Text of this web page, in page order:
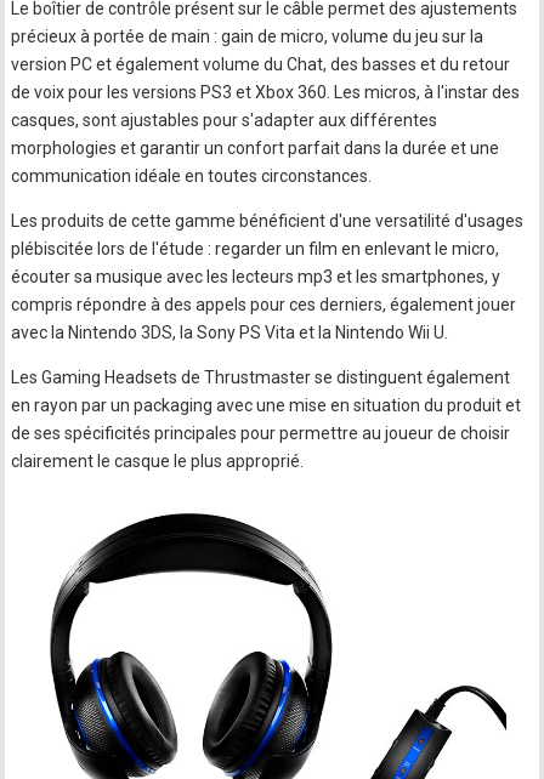
Le boîtier de contrôle présent sur le câble permet des ajustements
précieux à portée de main : gain de micro, volume du jeu sur la
version PC et également volume du Chat, des basses et du retour
de voix pour les versions PS3 et Xbox 360. Les micros, à l'instar des
casques, sont ajustables pour s'adapter aux différentes
morphologies et garantir un confort parfait dans la durée et une
communication idéale en toutes circonstances.
Les produits de cette gamme bénéficient d'une versatilité d'usages
plébiscitée lors de l'étude : regarder un film en enlevant le micro,
écouter sa musique avec les lecteurs mp3 et les smartphones, y
compris répondre à des appels pour ces derniers, également jouer
avec la Nintendo 3DS, la Sony PS Vita et la Nintendo Wii U.
Les Gaming Headsets de Thrustmaster se distinguent également
en rayon par un packaging avec une mise en situation du produit et
de ses spécificités principales pour permettre au joueur de choisir
clairement le casque le plus approprié.